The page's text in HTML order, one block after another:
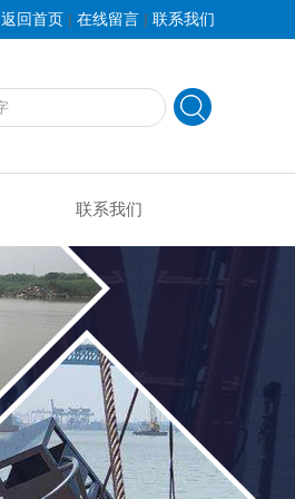
返回首页 | 在线留言 | 联系我们
联系我们